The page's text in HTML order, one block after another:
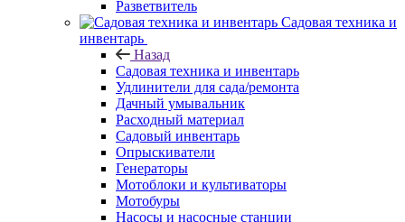
Разветвитель
Садовая техника и
инвентарь
Назад
Садовая техника и инвентарь
Удлинители для сада/ремонта
Дачный умывальник
Расходный материал
Садовый инвентарь
Опрыскиватели
Генераторы
Мотоблоки и культиваторы
Мотобуры
Насосы и насосные станции